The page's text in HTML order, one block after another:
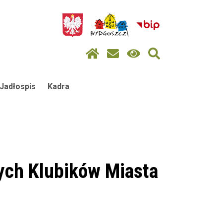
Jadłospis Kadra
Klubików Miasta